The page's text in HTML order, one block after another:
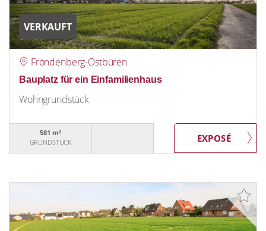
VERKAUFT
Fröndenberg-Ostbüren
Bauplatz für ein Einfamilienhaus
Wohngrundstück
581 m²
GRUNDSTÜCK